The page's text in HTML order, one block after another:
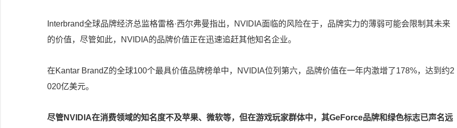
Interbrand全球品牌经济总监格雷格·西尔弗曼指出，NVIDIA面临的风险在于，品牌实力的薄弱可能会限制其未来
的价值，尽管如此，NVIDIA的品牌价值正在迅速追赶其他知名企业。
在Kantar BrandZ的全球100个最具价值品牌榜单中，NVIDIA位列第六，品牌价值在一年内激增了178%，达到约2
020亿美元。
尽管NVIDIA在消费领域的知名度不及苹果、微软等，但在游戏玩家群体中，其GeForce品牌和绿色标志已声名远